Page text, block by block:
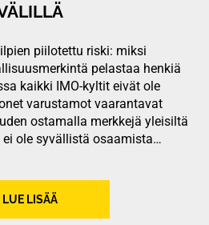
piilotettu riski: miksi
pelastaa henkiä
kaikki IMO-kyltit eivät ole
varustamot vaarantavat
ostamalla merkkejä yleisiltä
ole syvällistä osaamista…
LUE LISÄÄ